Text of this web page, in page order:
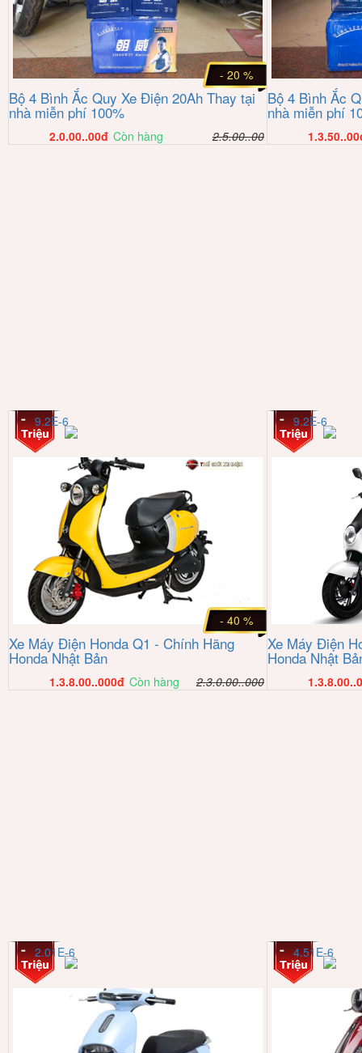
Bộ 4 Bình Ắc Quy Xe Điện 20Ah Thay tại
nhà miễn phí 100%
2.5.00..00
- 20 %
2.0.00..00đ Còn hàng
Bộ 4 Bình Ắc
nhà miễn phí
1.3.50..00
9.2E-6
Xe Máy Điện Honda Q1 - Chính Hãng
Honda Nhật Bản
2.3.0.00..000
- 40 %
1.3.8.00..000đ Còn hàng
9.2E-6
Xe Máy Điện
Honda Nhật
2.01E-6 4.51E-6